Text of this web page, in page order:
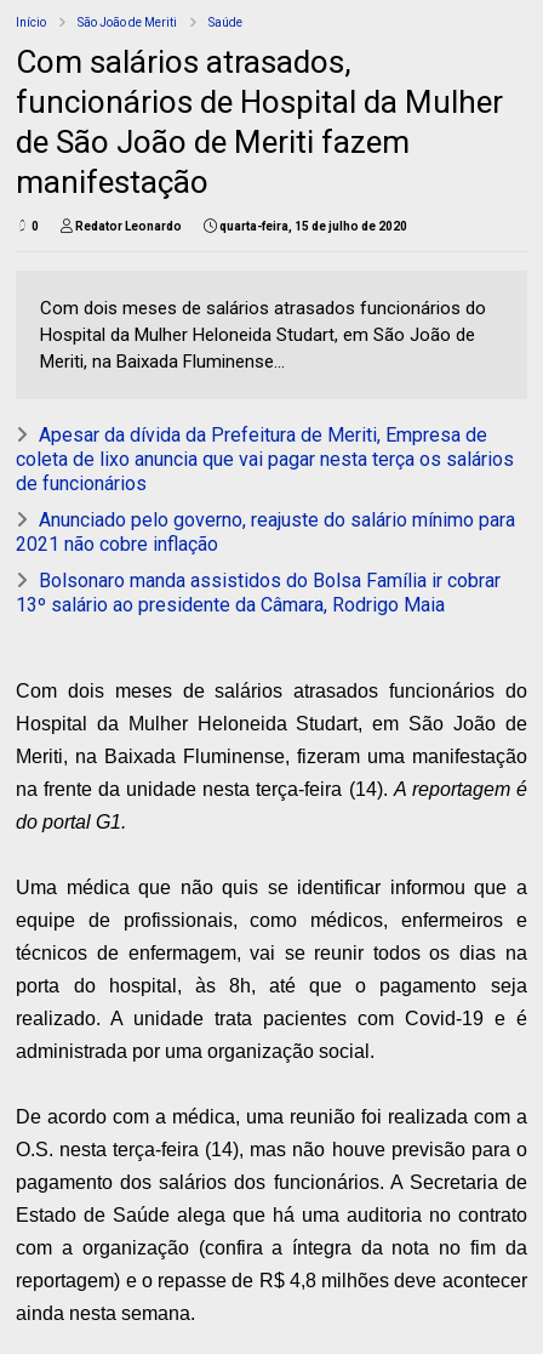
Início São João de Meriti Saúde
Com salários atrasados,
funcionários de Hospital da Mulher
de São João de Meriti fazem
manifestação
0 Redator Leonardo quarta-feira, 15 de julho de 2020
Com dois meses de salários atrasados funcionários do
Hospital da Mulher Heloneida Studart, em São João de
Meriti, na Baixada Fluminense...
Apesar da dívida da Prefeitura de Meriti, Empresa de
coleta de lixo anuncia que vai pagar nesta terça os salários
de funcionários
Anunciado pelo governo, reajuste do salário mínimo para
2021 não cobre inflação
Bolsonaro manda assistidos do Bolsa Família ir cobrar
13º salário ao presidente da Câmara, Rodrigo Maia
Com dois meses de salários atrasados funcionários do
Hospital da Mulher Heloneida Studart, em São João de
Meriti, na Baixada Fluminense, fizeram uma manifestação
na frente da unidade nesta terça-feira (14). A reportagem é
do portal G1.
Uma médica que não quis se identificar informou que a
equipe de profissionais, como médicos, enfermeiros e
técnicos de enfermagem, vai se reunir todos os dias na
porta do hospital, às 8h, até que o pagamento seja
realizado. A unidade trata pacientes com Covid-19 e é
administrada por uma organização social.
De acordo com a médica, uma reunião foi realizada com a
O.S. nesta terça-feira (14), mas não houve previsão para o
pagamento dos salários dos funcionários. A Secretaria de
Estado de Saúde alega que há uma auditoria no contrato
com a organização (confira a íntegra da nota no fim da
reportagem) e o repasse de R$ 4,8 milhões deve acontecer
ainda nesta semana.